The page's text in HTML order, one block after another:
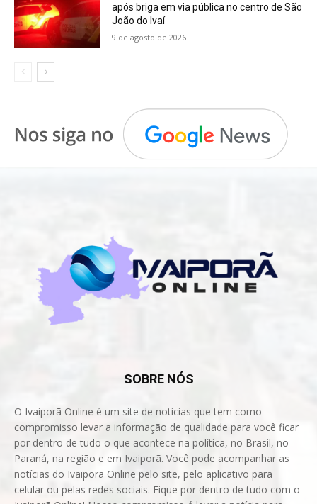
após briga em via pública no centro de São
João do Ivaí
9 de agosto de 2026
SOBRE NÓS
O Ivaiporã Online é um site de notícias que tem como
compromisso levar a informação de qualidade para você ficar
por dentro de tudo o que acontece na política, no Brasil, no
Paraná, na região e em Ivaiporã. Você pode acompanhar as
notícias do Ivaiporã Online pelo site, pelo aplicativo para
celular ou pelas redes sociais. Fique por dentro de tudo com o